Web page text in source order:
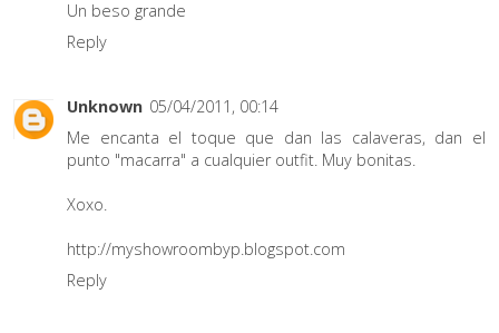
Un beso grande
Reply
Unknown 05/04/2011, 00:14
Me encanta el toque que dan las calaveras, dan el
punto "macarra" a cualquier outfit. Muy bonitas.
Xoxo.
http://myshowroombyp.blogspot.com
Reply